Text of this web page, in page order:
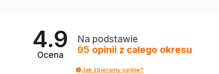
4.9
Ocena
Na podstawie
95 opinii z całego okresu
Jak zbieramy opinie?